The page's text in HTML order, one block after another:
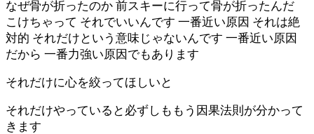
なぜ骨が折ったのか 前スキーに行って骨が折ったんだ
こけちゃって それでいいんです 一番近い原因 それは絶
対的 それだけという意味じゃないんです 一番近い原因
だから 一番力強い原因でもあります
それだけに心を絞ってほしいと
それだけやっていると必ずしももう因果法則が分かって
きます